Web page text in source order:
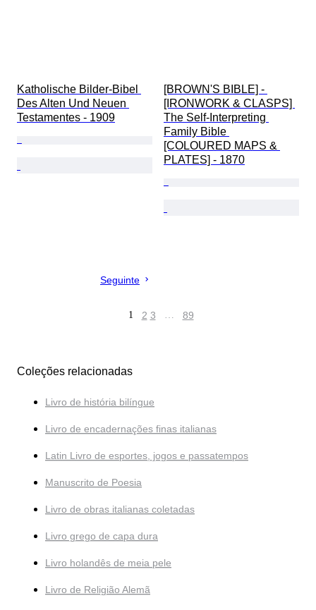
Katholische Bilder-Bibel
Des Alten Und Neuen
Testamentes - 1909
[BROWN'S BIBLE] -
[IRONWORK & CLASPS]
The Self-Interpreting
Family Bible
[COLOURED MAPS &
PLATES] - 1870
Seguinte
1 2 3 … 89
Coleções relacionadas
Livro de história bilíngue
Livro de encadernações finas italianas
Latin Livro de esportes, jogos e passatempos
Manuscrito de Poesia
Livro de obras italianas coletadas
Livro grego de capa dura
Livro holandês de meia pele
Livro de Religião Alemã